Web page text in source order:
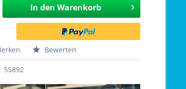
In den Warenkorb
Bewerten
55892